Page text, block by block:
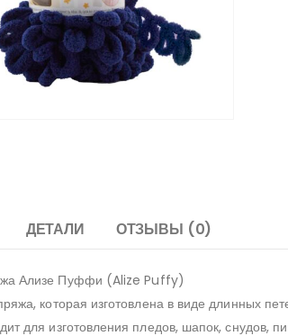
ДЕТАЛИ ОТЗЫВЫ (0)
Ализе Пуффи (Alize Puffy)
которая изготовлена в виде длинных
для изготовления пледов, шапок, снудов,